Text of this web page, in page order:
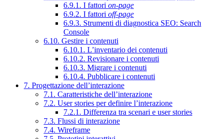
6.9.1. I fattori on-page
6.9.2. I fattori off-page
6.9.3. Strumenti di diagnostica SEO: Search
Console
6.10. Gestire i contenuti
6.10.1. L’inventario dei contenuti
6.10.2. Revisionare i contenuti
6.10.3. Migrare i contenuti
6.10.4. Pubblicare i contenuti
7. Progettazione dell’interazione
7.1. Caratteristiche dell’interazione
7.2. User stories per definire l’interazione
7.2.1. Differenza tra scenari e user stories
7.3. Flussi di interazione
7.4. Wireframe